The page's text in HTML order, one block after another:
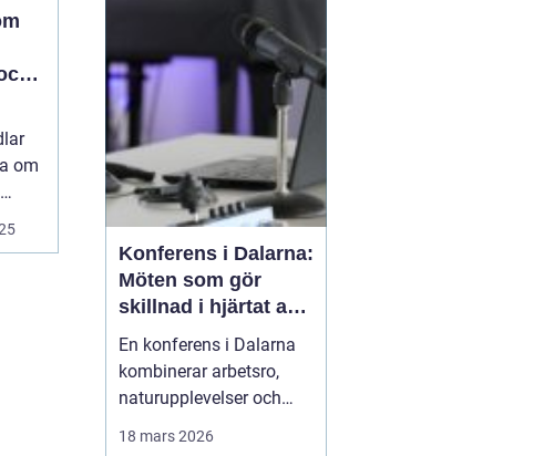
om
många att se över sin
telefoni, men
förändringen öppnar
också för smart...
Konferens i Dalarna:
Möten som gör
skillnad i hjärtat av
sverige
En konferens i Dalarna
kombinerar arbetsro,
naturupplevelser och
18 mars 2026